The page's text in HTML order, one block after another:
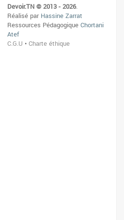
Devoir.TN © 2013 - 2026.
Réalisé parHassine Zarrat
Ressources PédagogiqueChortani
Atef
C.G.U •Charte éthique